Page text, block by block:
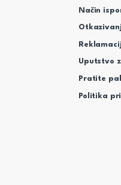
Način
Uputstvo
Pratite
Politika